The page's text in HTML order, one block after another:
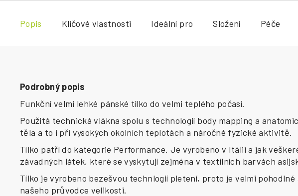
Popis Klíčové vlastnosti Ideální pro Složení Péče
Podrobný popis
Funkční velmi lehké pánské tílko do velmi teplého počasí.
Použitá technická vlákna spolu s technologií body mapping a
těla a to i při vysokých okolních teplotách a náročné fyzické aktivitě.
Tílko patří do kategorie Performance. Je vyrobeno v Itálii a jak
závadných látek, které se vyskytují zejména v textilních barvách
Tílko je vyrobeno bezešvou technlogií pletení, proto je velmi
našeho průvodce velikosti.